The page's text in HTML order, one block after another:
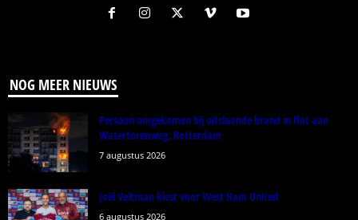
NOG MEER NIEUWS
Persoon omgekomen bij uitslaande brand in flat aan
Watertorenweg, Rotterdam
7 augustus 2026
Joël Veltman kiest voor West Ham United
6 augustus 2026